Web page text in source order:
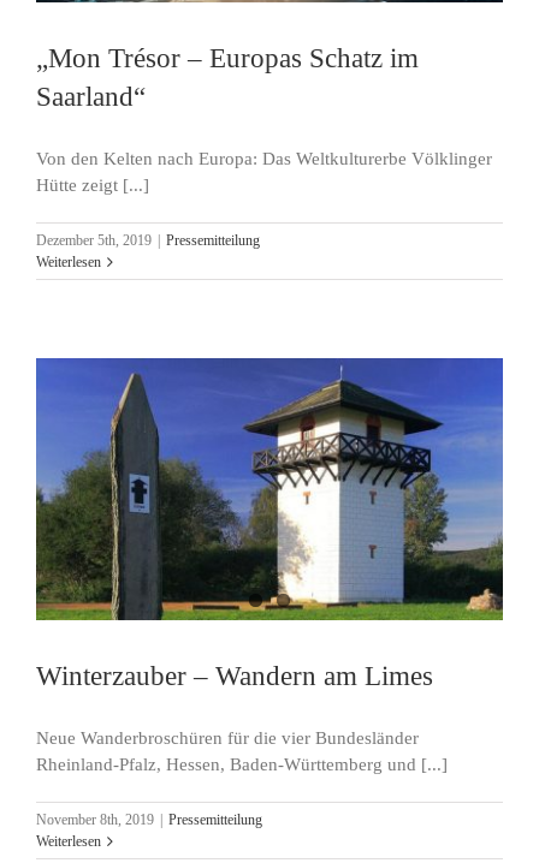
„Mon Trésor – Europas Schatz im
Saarland“
Von den Kelten nach Europa: Das Weltkulturerbe Völklinger
Hütte zeigt [...]
Dezember 5th, 2019 | Pressemitteilung
Weiterlesen
Winterzauber – Wandern am Limes
Neue Wanderbroschüren für die vier Bundesländer
Rheinland-Pfalz, Hessen, Baden-Württemberg und [...]
November 8th, 2019
Pressemitteilung
Weiterlesen